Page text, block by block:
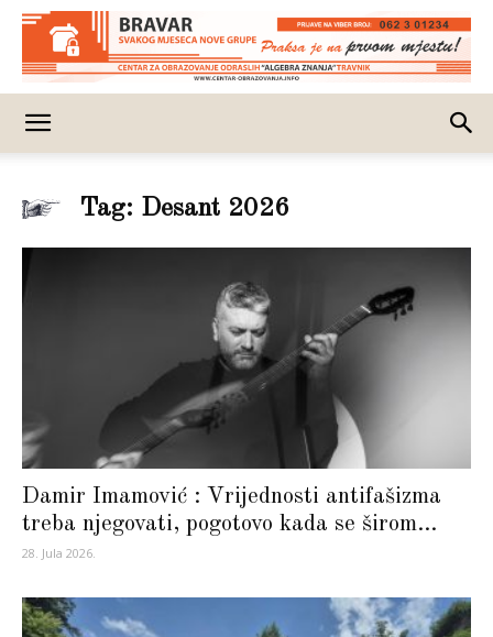
Tag: Desant 2026
Damir Imamović : Vrijednosti antifašizma
treba njegovati, pogotovo kada se širom...
28. Jula 2026.